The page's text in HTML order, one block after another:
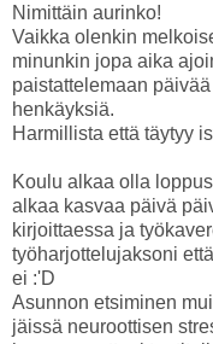
Nimittäin aurinko!
Vaikka olenkin
minunkin jopa aika
paistattelemaan
henkäyksiä.
Harmillista että täytyy
Koulu alkaa olla
alkaa kasvaa päivä
kirjoittaessa ja
työharjottelujaksoni
ei :'D
Asunnon etsiminen
jäissä neuroottisen